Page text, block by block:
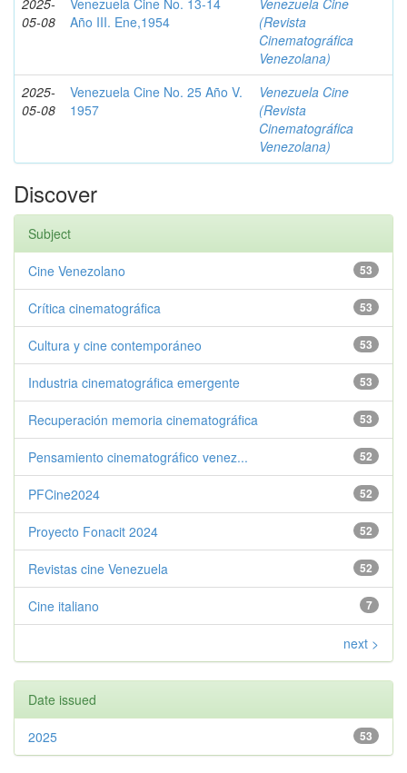
2025-
05-08
Venezuela Cine No. 13-14
Año III. Ene,1954
Venezuela Cine
(Revista
Cinematográfica
Venezolana)
2025-
05-08
Venezuela Cine No. 25 Año V.
1957
Venezuela Cine
(Revista
Cinematográfica
Venezolana)
Discover
Subject
53
Cine Venezolano
53
Crítica cinematográfica
53
Cultura y cine contemporáneo
53
Industria cinematográfica emergente
53
Recuperación memoria cinematográfica
52
Pensamiento cinematográfico venez...
52
PFCine2024
52
Proyecto Fonacit 2024
52
Revistas cine Venezuela
7
Cine italiano
next >
Date issued
53
2025